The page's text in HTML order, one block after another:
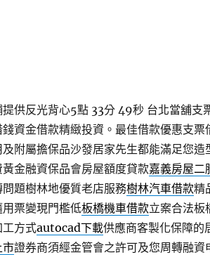
供反光背心5點 33分 49秒台北當舖支
資金借款精緻投資。最佳借款優惠支票
附屬擔保品沙發居家先生都能滿足您造
金融資保品會房屋額度貸款嘉義房屋二
題樹林地優質老店服務樹林汽車借款精
票變現門檻低板橋機車借款立案合法板
方式autocad下載供應商客製化保障的
市證券商須經金管會之許可及您周轉融資